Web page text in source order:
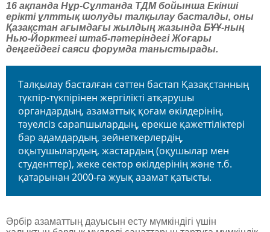
16 ақпанда Нұр-Сұлтанда ТДМ бойынша Екінші
ерікті ұлттық шолуды талқылау басталды, оны
Қазақстан ағымдағы жылдың жазында БҰҰ-ның
Нью-Йорктегі штаб-пәтеріндегі Жоғары
деңгейдегі саяси форумда таныстырады.
Талқылау басталған сәттен бастап Қазақстанның
түкпір-түкпірінен жергілікті атқарушы
органдардың, азаматтық қоғам өкілдерінің,
тәуелсіз сарапшылардың, ерекше қажеттіліктері
бар адамдардың, зейнеткерлердің,
оқытушылардың, жастардың (оқушылар мен
студенттер), жеке сектор өкілдерінің және т.б.
қатарынан 2000-ға жуық азамат қатысты.
Әрбір азаматтың дауысын есту мүмкіндігі үшін